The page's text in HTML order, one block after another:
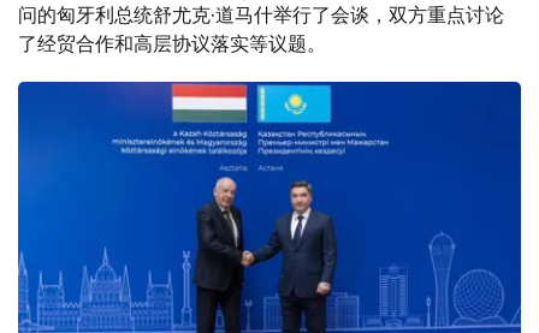
问的匈牙利总统舒尤克·道马什举行了会谈，双方重点讨论
了经贸合作和高层协议落实等议题。